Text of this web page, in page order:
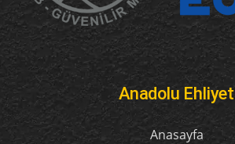
Anadolu Ehliyet
Anasayfa